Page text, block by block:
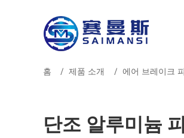
홈 제품 소개 에어 브레이크
단조 알루미늄